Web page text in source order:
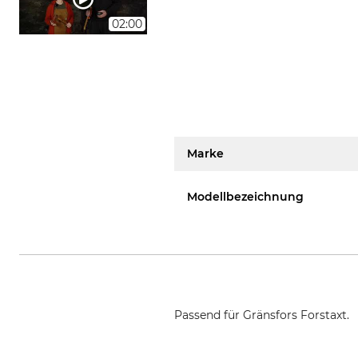
02:00
Marke
Modellbezeichnung
Passend für Gränsfors Forstaxt.